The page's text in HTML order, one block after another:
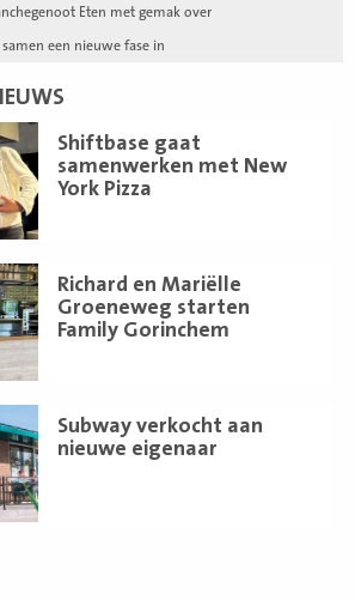
Eten met gemak over
een nieuwe fase in
Shiftbase gaat
samenwerken met New
York Pizza
Richard en Mariëlle
Groeneweg starten
Family Gorinchem
Subway verkocht aan
nieuwe eigenaar